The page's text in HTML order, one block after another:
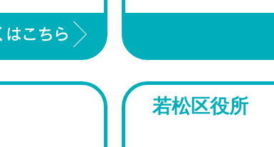
若松区役所